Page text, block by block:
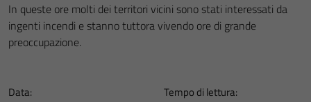
In queste ore molti dei territori vicini sono stati interessati da
ingenti incendi e stanno tuttora vivendo ore di grande
preoccupazione.
Data: Tempo di lettura: